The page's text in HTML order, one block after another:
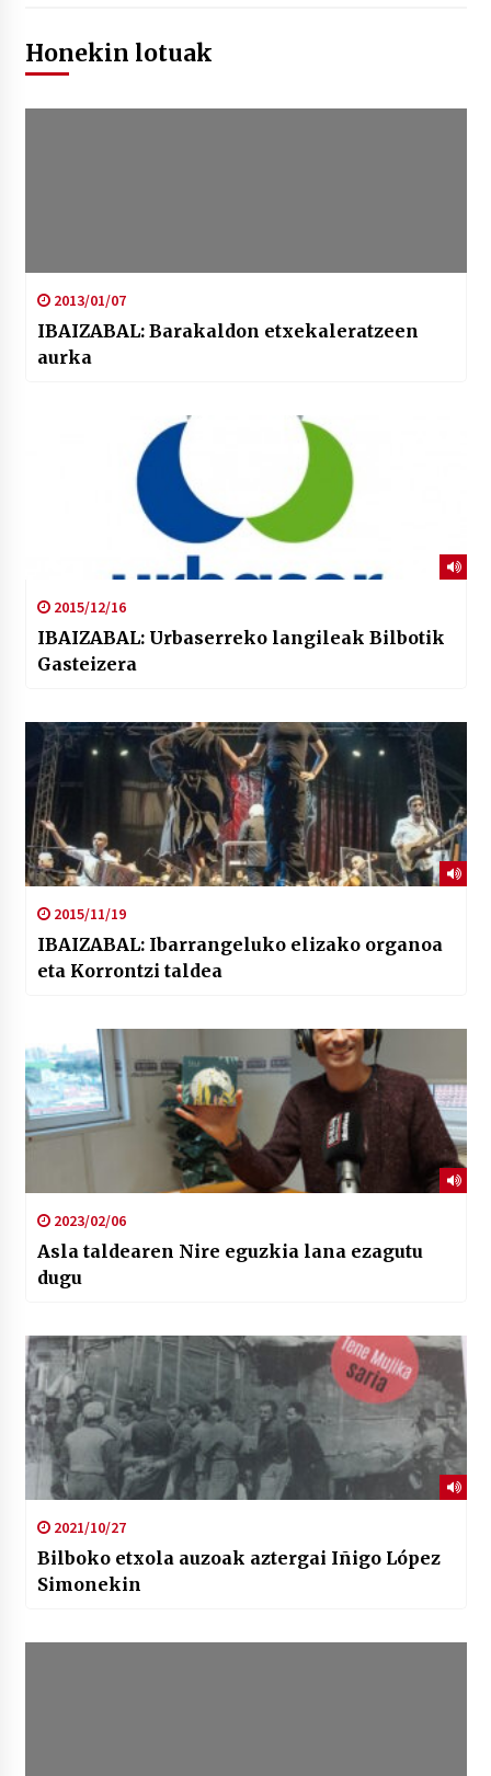
Honekin lotuak
2013/01/07
IBAIZABAL: Barakaldon etxekaleratzeen
aurka
2015/12/16
IBAIZABAL: Urbaserreko langileak Bilbotik
Gasteizera
2015/11/19
IBAIZABAL: Ibarrangeluko elizako organoa
eta Korrontzi taldea
2023/02/06
Asla taldearen Nire eguzkia lana ezagutu
dugu
2021/10/27
Bilboko etxola auzoak aztergai Iñigo López
Simonekin